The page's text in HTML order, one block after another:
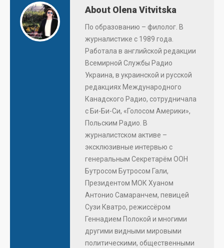
About Olena Vitvitska
По образованию – филолог. В
журналистике с 1989 года.
Работала в английской редакции
Всемирной Службы Радио
Украина, в украинской и русской
редакциях Международного
Канадского Радио, сотрудничала
с Би-Би-Си, «Голосом Америки»,
Польским Радио. В
журналистском активе –
эксклюзивные интервью с
генеральным Секретарём ООН
Бутросом Бутросом Гали,
Президентом МОК Хуаном
Антонио Самаранчем, певицей
Сузи Кватро, режиссёром
Геннадием Полокой и многими
другими видными мировыми
политическими, общественными